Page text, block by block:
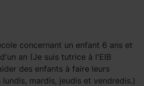
concernant un enfant 6 ans et
an (Je suis tutrice à l'EIB
des enfants à faire leurs
mardis, jeudis et vendredis.)